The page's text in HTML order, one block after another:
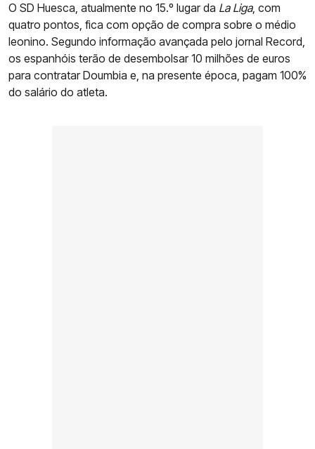
O SD Huesca, atualmente no 15.º lugar da La Liga, com
quatro pontos, fica com opção de compra sobre o médio
leonino. Segundo informação avançada pelo jornal Record,
os espanhóis terão de desembolsar 10 milhões de euros
para contratar Doumbia e, na presente época, pagam 100%
do salário do atleta.